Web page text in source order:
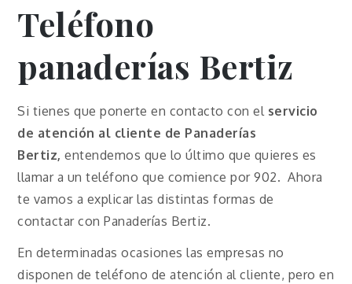
Teléfono
panaderías Bertiz
Si tienes que ponerte en contacto con el servicio
de atención al cliente de Panaderías
Bertiz, entendemos que lo último que quieres es
llamar a un teléfono que comience por 902. Ahora
te vamos a explicar las distintas formas de
contactar con Panaderías Bertiz.
En determinadas ocasiones las empresas no
disponen de teléfono de atención al cliente, pero en